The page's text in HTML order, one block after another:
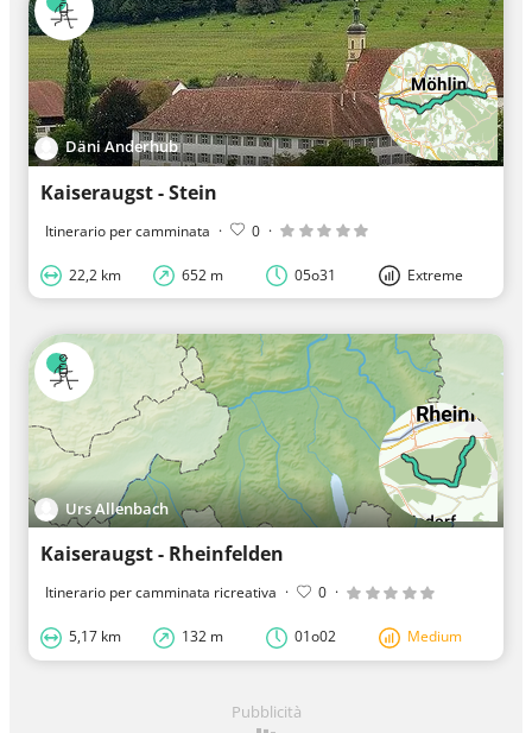
Däni Anderhub
Kaiseraugst - Stein
Itinerario per camminata · 0 ·
22,2 km 652 m 05o31 Extreme
Urs Allenbach
Kaiseraugst - Rheinfelden
Itinerario per camminata ricreativa · 0 ·
5,17 km 132 m 01o02 Medium
Pubblicità